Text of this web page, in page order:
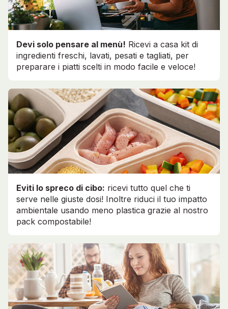
Devi solo pensare al menù! Ricevi a casa kit di
ingredienti freschi, lavati, pesati e tagliati, per
preparare i piatti scelti in modo facile e veloce!
Eviti lo spreco di cibo: ricevi tutto quel che ti
serve nelle giuste dosi! Inoltre riduci il tuo impatto
ambientale usando meno plastica grazie al nostro
pack compostabile!